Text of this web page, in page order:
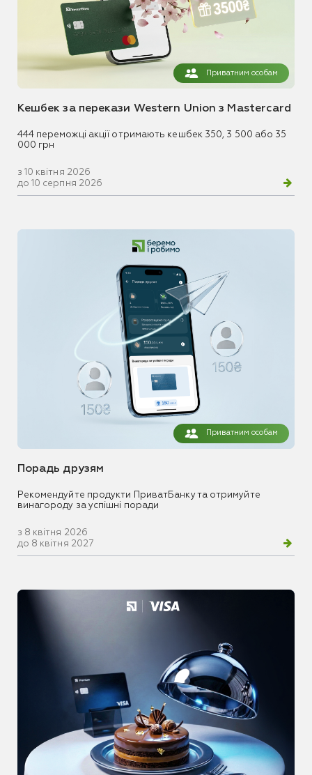
Приватним особам
Кешбек за перекази Western Union з Mastercard
444 переможці акції отримають кешбек 350, 3 500 або 35
000 грн
з 10 квітня 2026
до 10 серпня 2026
Приватним особам
Порадь друзям
Рекомендуйте продукти ПриватБанку та отримуйте
винагороду за успішні поради
з 8 квітня 2026
до 8 квітня 2027